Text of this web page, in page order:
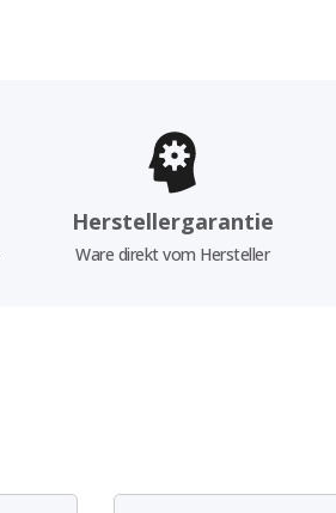
Herstellergarantie
Ware direkt vom Hersteller